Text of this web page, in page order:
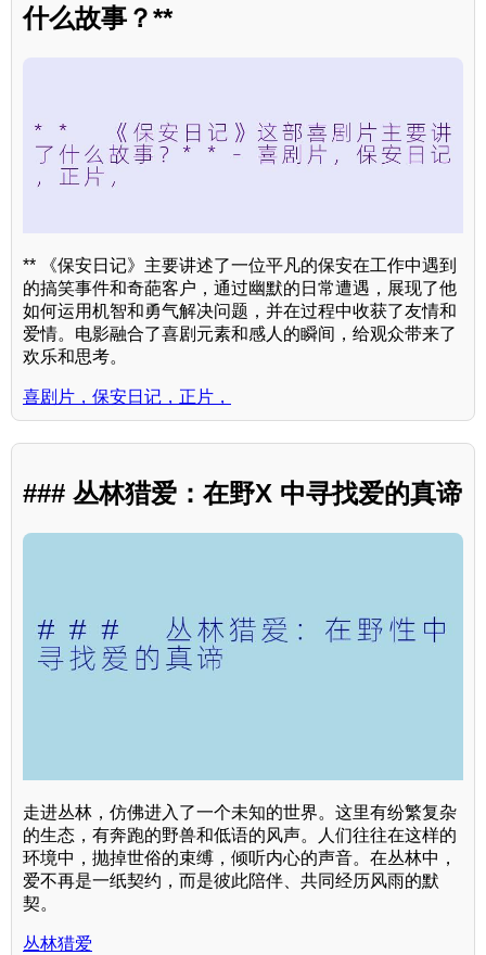
什么故事？**
** 《保安日记》主要讲述了一位平凡的保安在工作中遇到
的搞笑事件和奇葩客户，通过幽默的日常遭遇，展现了他
如何运用机智和勇气解决问题，并在过程中收获了友情和
爱情。电影融合了喜剧元素和感人的瞬间，给观众带来了
欢乐和思考。
喜剧片，保安日记，正片，
### 丛林猎爱：在野X 中寻找爱的真谛
走进丛林，仿佛进入了一个未知的世界。这里有纷繁复杂
的生态，有奔跑的野兽和低语的风声。人们往往在这样的
环境中，抛掉世俗的束缚，倾听内心的声音。在丛林中，
爱不再是一纸契约，而是彼此陪伴、共同经历风雨的默
契。
丛林猎爱